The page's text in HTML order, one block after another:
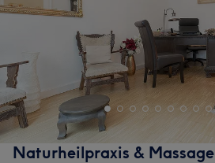
Naturheilpraxis & Massage